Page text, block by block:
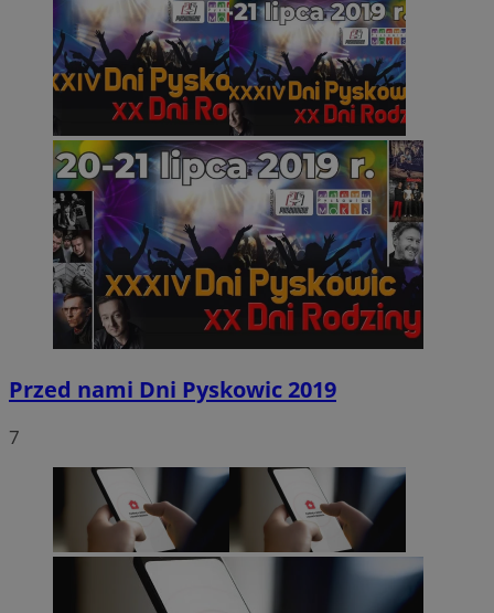
Przed nami Dni Pyskowic 2019
7